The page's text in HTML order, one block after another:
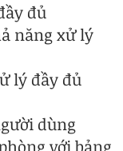
đủ
năng xử lý
lý đầy đủ
dùng
với bảng